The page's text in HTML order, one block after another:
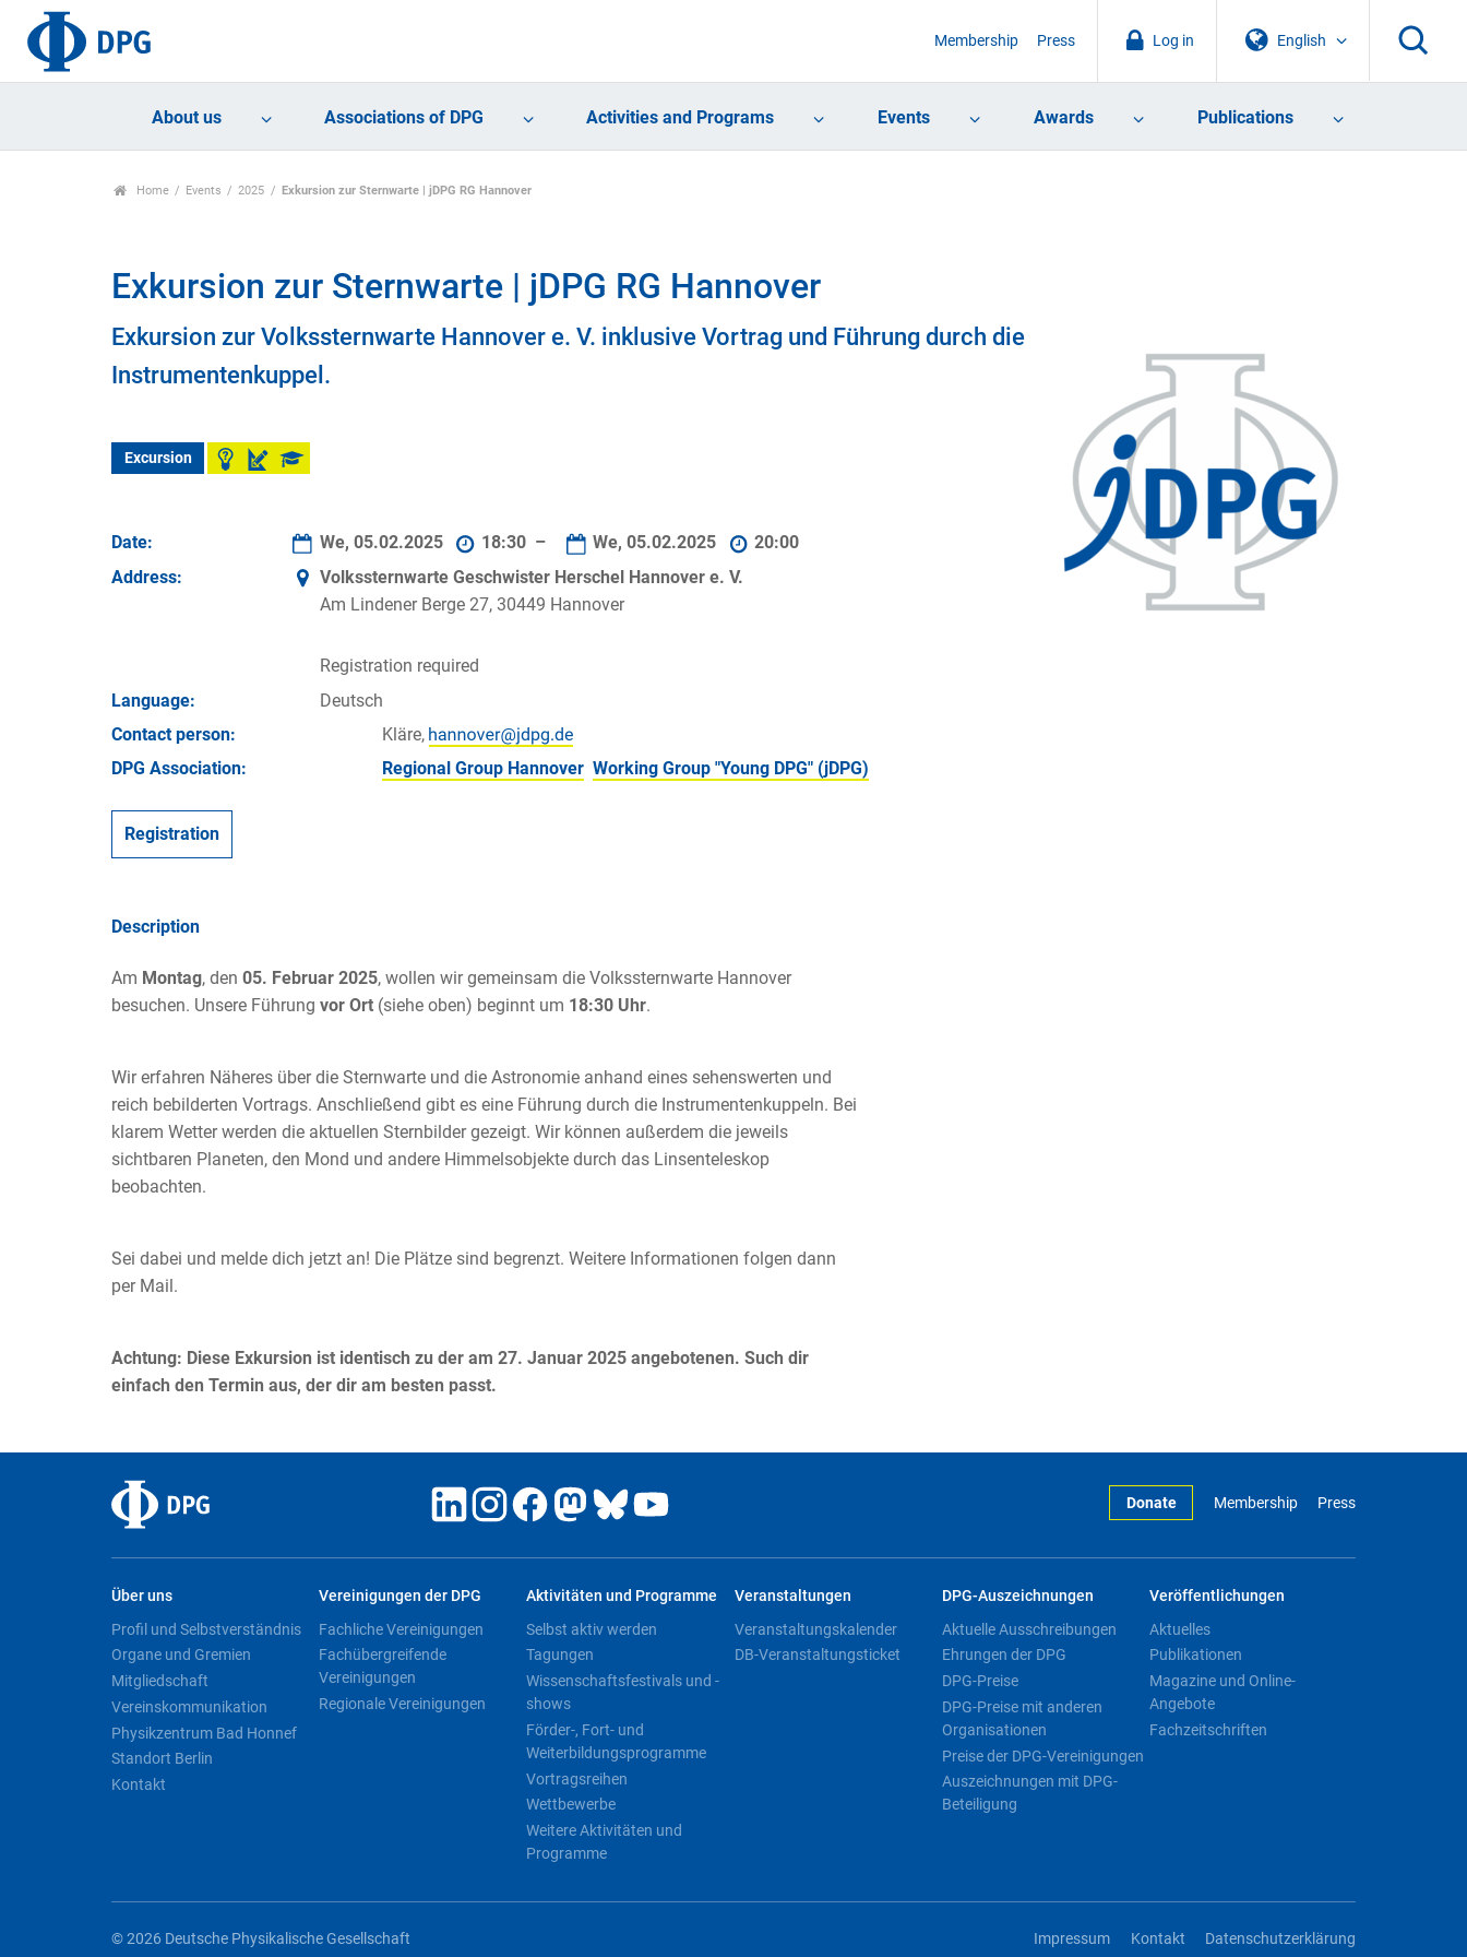
English
Log in
Membership Press
About us Associations of DPG Activities and Programs Events Awards Publications
Home Events 2025 Exkursion zur Sternwarte | jDPG RG Hannover
Exkursion zur Sternwarte | jDPG RG Hannover
Exkursion zur Volkssternwarte Hannover e. V. inklusive Vortrag und Führung durch die
Instrumentenkuppel.
Excursion
Date: We, 05.02.2025 18:30 – We, 05.02.2025
20:00
Address:
Volkssternwarte Geschwister Herschel Hannover e. V.
Am Lindener Berge 27, 30449 Hannover
Registration required
Language:
Deutsch
Contact person:
Kläre,
DPG Association:
Regional Group Hannover Working Group "Young DPG" (jDPG)
Registration
Description
Am Montag, den 05. Februar 2025, wollen wir gemeinsam die Volkssternwarte Hannover
besuchen. Unsere Führung vor Ort (siehe oben) beginnt um 18:30 Uhr.
Wir erfahren Näheres über die Sternwarte und die Astronomie anhand eines sehenswerten und
reich bebilderten Vortrags. Anschließend gibt es eine Führung durch die Instrumentenkuppeln. Bei
klarem Wetter werden die aktuellen Sternbilder gezeigt. Wir können außerdem die jeweils
sichtbaren Planeten, den Mond und andere Himmelsobjekte durch das Linsenteleskop
beobachten.
Sei dabei und melde dich jetzt an! Die Plätze sind begrenzt. Weitere Informationen folgen dann
per Mail.
Achtung: Diese Exkursion ist identisch zu der am 27. Januar 2025 angebotenen. Such dir
einfach den Termin aus, der dir am besten passt.
Donate Membership Press
Über uns
Profil und Selbstverständnis
Organe und Gremien
Mitgliedschaft
Vereinskommunikation
Physikzentrum Bad Honnef
Standort Berlin
Kontakt
Vereinigungen der DPG
Fachliche Vereinigungen
Fachübergreifende
Vereinigungen
Regionale Vereinigungen
Aktivitäten und Programme
Selbst aktiv werden
Tagungen
Wissenschaftsfestivals und -
shows
Förder-, Fort- und
Weiterbildungsprogramme
Vortragsreihen
Wettbewerbe
Weitere Aktivitäten und
Programme
Veranstaltungen
Veranstaltungskalender
DB-Veranstaltungsticket
DPG-Auszeichnungen
Aktuelle Ausschreibungen
Ehrungen der DPG
DPG-Preise
DPG-Preise mit anderen
Organisationen
Preise der DPG-Vereinigungen
Auszeichnungen mit DPG-
Beteiligung
Veröffentlichungen
Aktuelles
Publikationen
Magazine und Online-
Angebote
Fachzeitschriften
© 2026 Deutsche Physikalische Gesellschaft Impressum Kontakt Datenschutzerklärung